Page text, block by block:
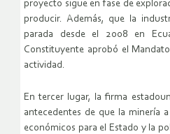
proyecto sigue en fase de
producir. Además, que la
parada desde el 2008 en
Constituyente aprobó el
actividad.
En tercer lugar, la firma
antecedentes de que la minería
económicos para el Estado y la